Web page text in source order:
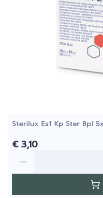
Sterilux Es1 Kp Ster 8pl
€ 3,10